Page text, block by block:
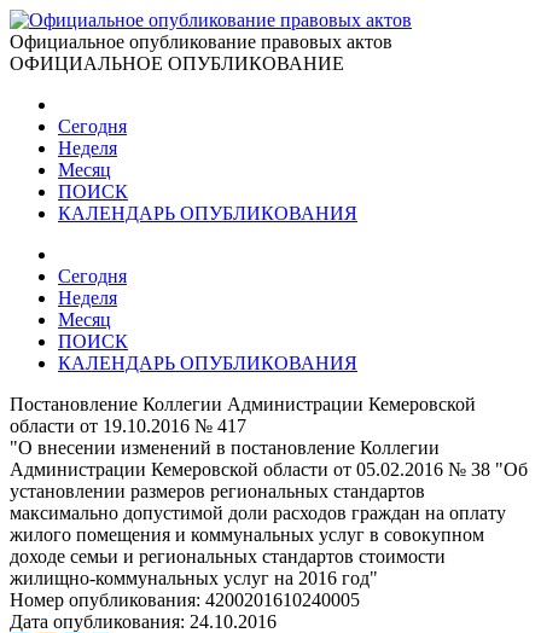
Официальное опубликование правовых актов
ОФИЦИАЛЬНОЕ ОПУБЛИКОВАНИЕ
Сегодня
Неделя
Месяц
ПОИСК
КАЛЕНДАРЬ ОПУБЛИКОВАНИЯ
Сегодня
Неделя
Месяц
ПОИСК
КАЛЕНДАРЬ ОПУБЛИКОВАНИЯ
Постановление Коллегии Администрации Кемеровской
области от 19.10.2016 № 417
"О внесении изменений в постановление Коллегии
Администрации Кемеровской области от 05.02.2016 № 38 "Об
установлении размеров региональных стандартов
максимально допустимой доли расходов граждан на оплату
жилого помещения и коммунальных услуг в совокупном
доходе семьи и региональных стандартов стоимости
жилищно-коммунальных услуг на 2016 год"
Номер опубликования: 4200201610240005
Дата опубликования: 24.10.2016